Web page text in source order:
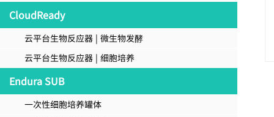
CloudReady
云平台生物反应器 | 微生物发酵
云平台生物反应器 | 细胞培养
Endura SUB
一次性细胞培养罐体